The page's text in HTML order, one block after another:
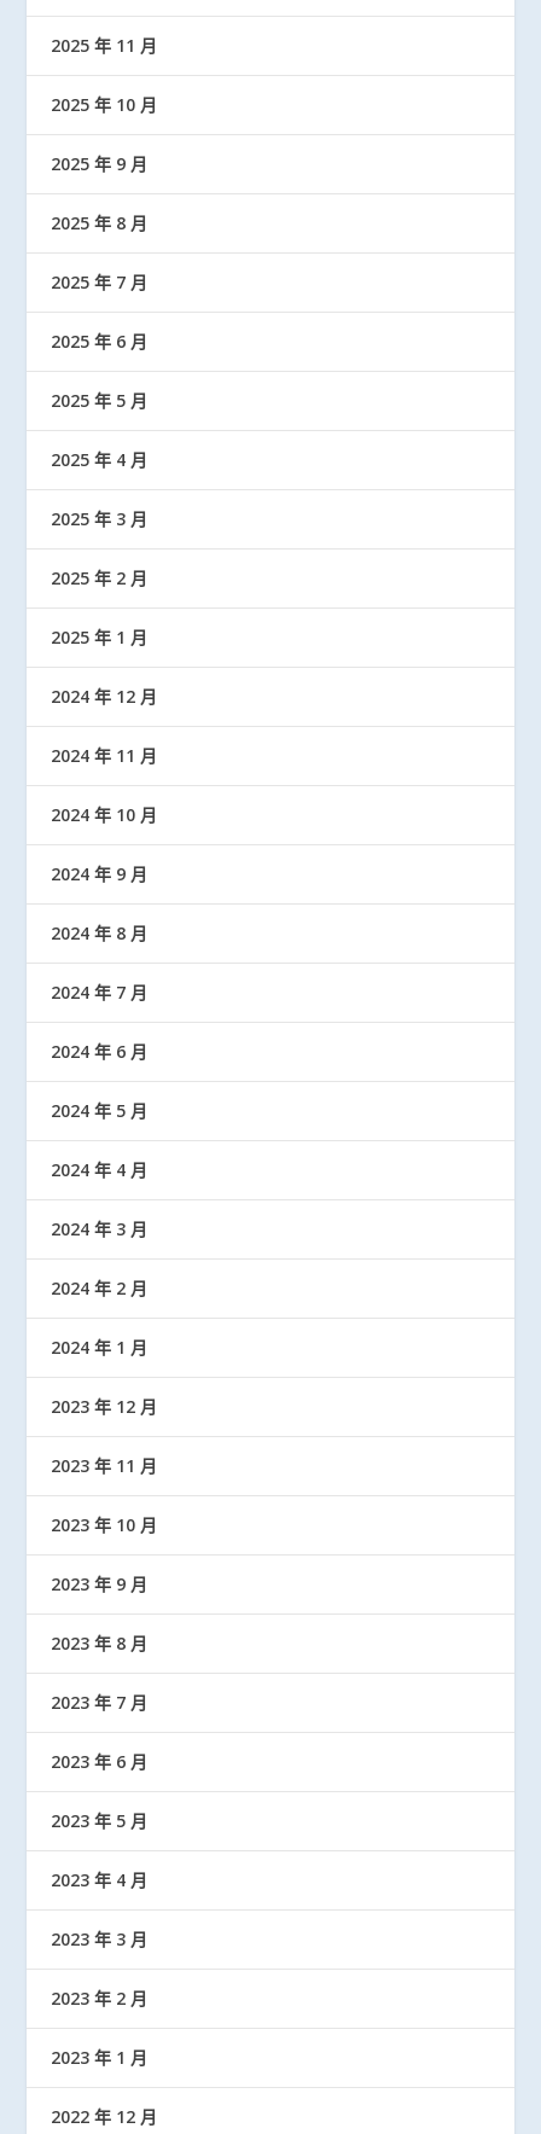
2025 年 11 月
2025 年 10 月
2025 年 9 月
2025 年 8 月
2025 年 7 月
2025 年 6 月
2025 年 5 月
2025 年 4 月
2025 年 3 月
2025 年 2 月
2025 年 1 月
2024 年 12 月
2024 年 11 月
2024 年 10 月
2024 年 9 月
2024 年 8 月
2024 年 7 月
2024 年 6 月
2024 年 5 月
2024 年 4 月
2024 年 3 月
2024 年 2 月
2024 年 1 月
2023 年 12 月
2023 年 11 月
2023 年 10 月
2023 年 9 月
2023 年 8 月
2023 年 7 月
2023 年 6 月
2023 年 5 月
2023 年 4 月
2023 年 3 月
2023 年 2 月
2023 年 1 月
2022 年 12 月